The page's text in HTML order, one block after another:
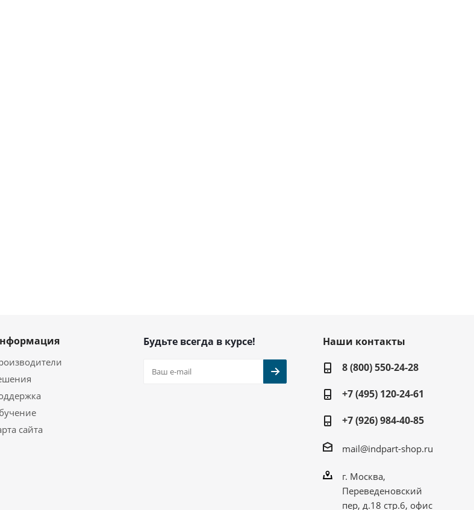
сайта
Будьте всегда в курсе!
Наши контакты
8 (800) 550-24-28
+7 (495) 120-24-61
+7 (926) 984-40-85
mail@indpart-shop.ru
г. Москва,
Переведеновский
пер, д.18 стр.6, офис